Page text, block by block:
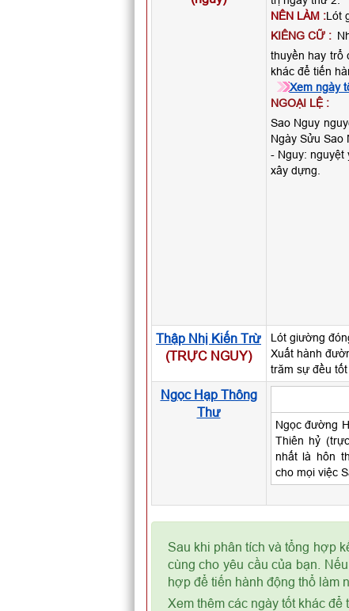
NÊN LÀM :Lót
KIÊNG CỮ :
thuyền hay trổ
khác để tiến
Xem ngày
NGOẠI LỆ :
Sao Nguy
Ngày Sửu Sao
- Nguy: nguyệt
xây dựng.
Thập Nhị Kiến Trừ
(TRỰC NGUY)
Lót giường
Xuất hành
trăm sự đều tốt
Ngọc Hạp Thông
Thư
Ngọc đường
Thiên hỷ
nhất là hôn
cho mọi việc
Sau khi phân tích và tổng hợp
cùng cho yêu cầu của bạn.
hợp để tiến hành động thổ làm
Xem thêm các ngày tốt khác để